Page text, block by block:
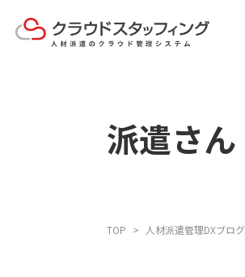
派遣さん
TOP 人材派遣管理DXブログ